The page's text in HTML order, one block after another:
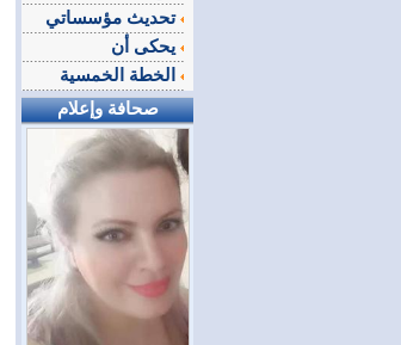
تحديث مؤسساتي
صحافة وإعلام